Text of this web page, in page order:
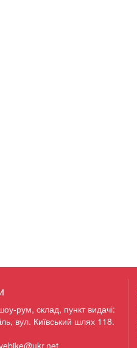
рум, склад, пункт видачі:
вул. Київський шлях 118.